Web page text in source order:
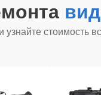
стоимость